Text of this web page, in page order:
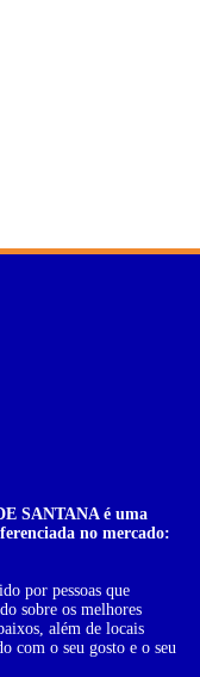
SANTANA é uma
no mercado:
por pessoas que
sobre os melhores
além de locais
com o seu gosto e o seu